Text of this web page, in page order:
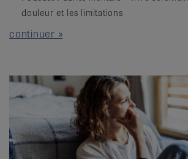
douleur et les limitations
continuer »